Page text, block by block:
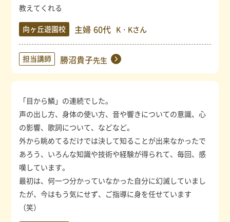
教えてくれる
向ヶ丘遊園校 主婦 60代 K・Kさん
担当講師 勝沼貴子先生
「目から鱗」の連続でした。
声の出し方、身体の使い方、音や響きについての意識、心
の影響、歌詞について、などなど。
外から眺めてるだけでは決して知ることが出来なかったで
あろう、いろんな知識や技術や経験が得られて、毎回、感
嘆しています。
最初は、何一つ分かっていなかった自分に幻滅していまし
たが、今はもう気にせず、ご指導に身を任せています
（笑）